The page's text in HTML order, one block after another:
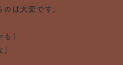
は大変です。
」